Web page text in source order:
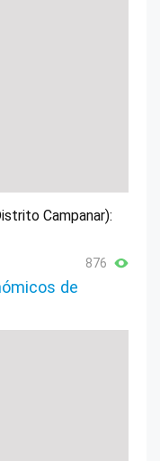
Campanar):
876
de